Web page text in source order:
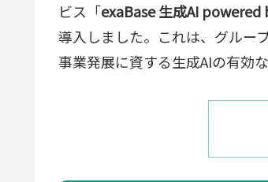
ビス「exaBase 生成AI powered
導入しました。これは、グルー
事業発展に資する生成AIの有効